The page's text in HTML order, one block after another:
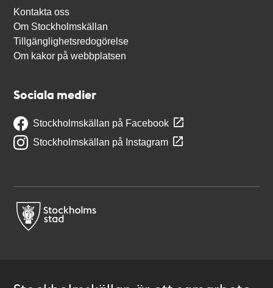
Kontakta oss
Om Stockholmskällan
Tillgänglighetsredogörelse
Om kakor på webbplatsen
Sociala medier
Stockholmskällan på Facebook
Stockholmskällan på Instagram